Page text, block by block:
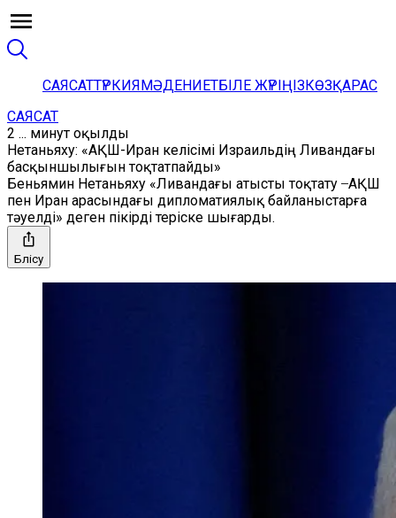
САЯСАТТҮРКИЯМӘДЕНИЕТБІЛЕ ЖҮРІҢІЗКӨЗҚАРАС
САЯСАТ
2 ... минут оқылды
Нетаньяху: «АҚШ-Иран келісімі Израильдің Ливандағы
басқыншылығын тоқтатпайды»
Беньямин Нетаньяху «Ливандағы атысты тоқтату ̶ АҚШ
пен Иран арасындағы дипломатиялық байланыстарға
тәуелді» деген пікірді теріске шығарды.
Бөлісу